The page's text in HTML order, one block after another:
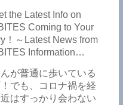
the Latest Info on
Coming to Your
！～Latest News from
Information
が普通に歩いている
でも、コロナ禍を経
はすっかり会わない